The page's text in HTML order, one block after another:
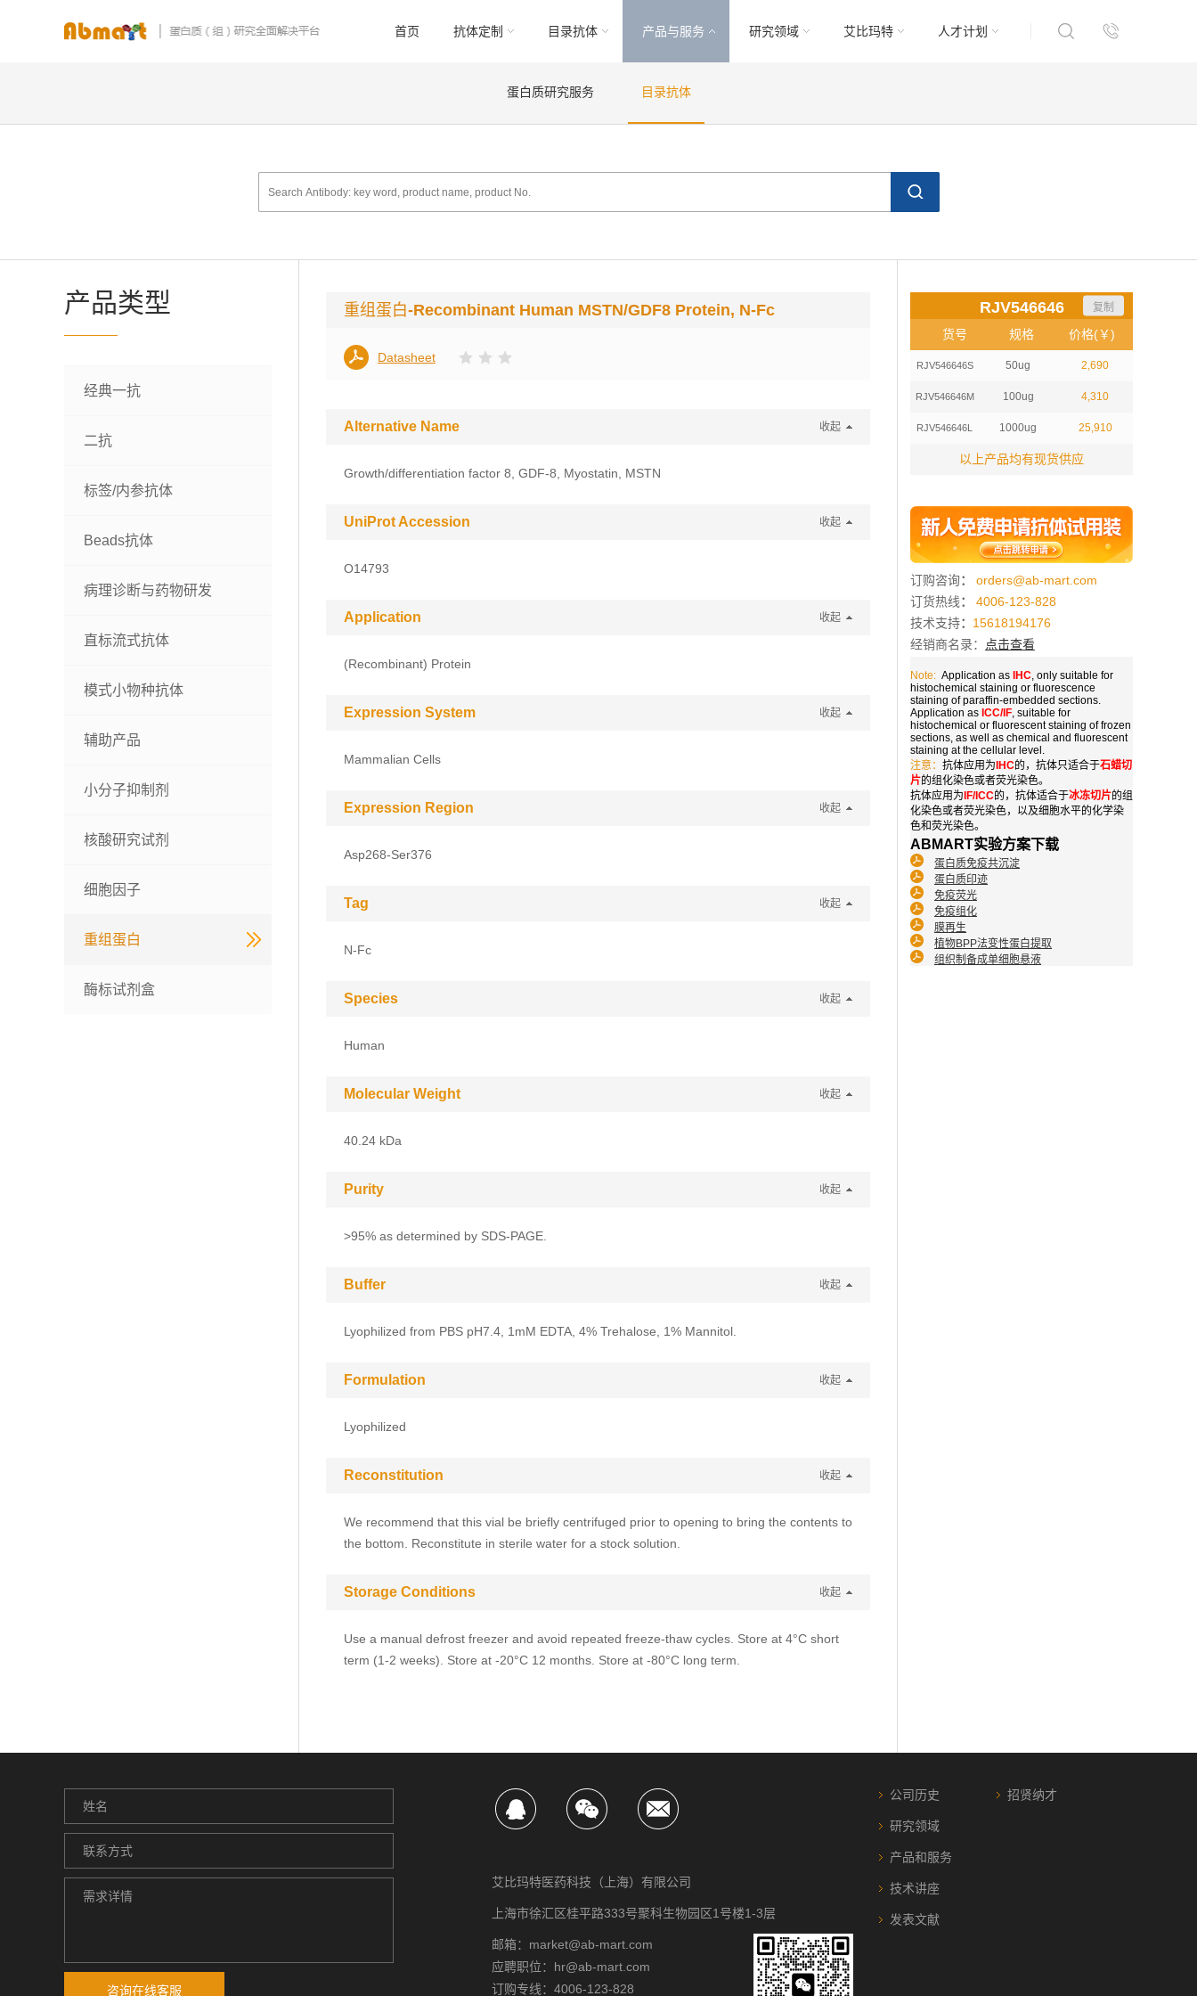
首页 抗体定制 目录抗体 产品与服务 研究领域 艾比玛特 人才计划
蛋白质研究服务 目录抗体
产品类型
经典一抗
二抗
标签/内参抗体
Beads抗体
病理诊断与药物研发
直标流式抗体
模式小物种抗体
辅助产品
小分子抑制剂
核酸研究试剂
细胞因子
重组蛋白
酶标试剂盒
RJV546646 复制
货号 规格 价格(￥)
RJV546646S 50ug 2,690
RJV546646M 100ug 4,310
RJV546646L 1000ug 25,910
以上产品均有现货供应
订购咨询：
orders@ab-mart.com
订货热线：
4006-123-828
技术支持： 15618194176
经销商名录：
点击查看
Note: Application as IHC, only suitable for
histochemical staining or fluorescence
staining of paraffin-embedded sections.
Application as ICC/IF, suitable for
histochemical or fluorescent staining of frozen
sections, as well as chemical and fluorescent
staining at the cellular level.
注意： 抗体应用为 IHC的，抗体只适合于石蜡切
片的组化染色或者荧光染色。
抗体应用为 IF/ICC的，抗体适合于冰冻切片的组
化染色或者荧光染色，以及细胞水平的化学染
色和荧光染色。
ABMART实验方案下载
蛋白质免疫共沉淀
蛋白质印迹
免疫荧光
免疫组化
膜再生
植物BPP法变性蛋白提取
组织制备成单细胞悬液
重组蛋白-Recombinant Human MSTN/GDF8 Protein, N-Fc
Datasheet
Alternative Name 收起
Growth/differentiation factor 8, GDF-8, Myostatin, MSTN
UniProt Accession 收起
O14793
Application 收起
(Recombinant) Protein
Expression System 收起
Mammalian Cells
Expression Region 收起
Asp268-Ser376
Tag 收起
N-Fc
Species 收起
Human
Molecular Weight 收起
40.24 kDa
Purity 收起
>95% as determined by SDS-PAGE.
Buffer 收起
Lyophilized from PBS pH7.4, 1mM EDTA, 4% Trehalose, 1% Mannitol.
Formulation 收起
Lyophilized
Reconstitution 收起
We recommend that this vial be briefly centrifuged prior to opening to bring the contents to
the bottom. Reconstitute in sterile water for a stock solution.
Storage Conditions 收起
Use a manual defrost freezer and avoid repeated freeze-thaw cycles. Store at 4°C short
term (1-2 weeks). Store at -20°C 12 months. Store at -80°C long term.
咨询在线客服
艾比玛特医药科技（上海）有限公司
上海市徐汇区桂平路333号聚科生物园区1号楼1-3层
邮箱：market@ab-mart.com
应聘职位：hr@ab-mart.com
订购专线：4006-123-828
公司历史
研究领域
产品和服务
技术讲座
发表文献
招贤纳才